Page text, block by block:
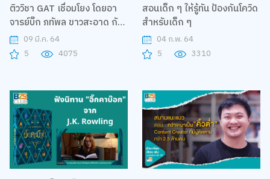
ติววิชา GAT เชื่อมโยง โดยอา
จารย์บิ๊ก ภทัพล ขาวสะอาด กับ
โครงการ B2S Smart to U
09 มี.ค. 64
5
4075
สอนเด็ก ๆ ให้รู้ทัน ป้องกันโควิด
สำหรับเด็ก ๆ
04 ก.พ. 64
5
3310